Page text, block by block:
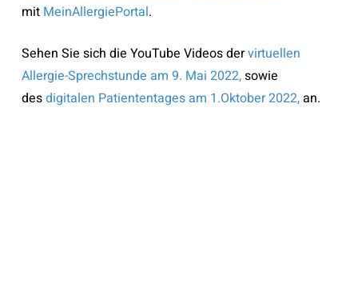
mit MeinAllergiePortal.
Sehen Sie sich die YouTube Videos dervirtuellen
Allergie-Sprechstunde am 9. Mai 2022,sowie
desdigitalen Patiententages am 1.Oktober 2022,an.